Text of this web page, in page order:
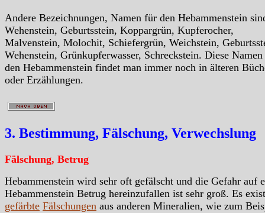
Andere Bezeichnungen, Namen für den Hebammenstein
Wehenstein, Geburtsstein, Koppargrün, Kupferocher,
Malvenstein, Molochit, Schiefergrün, Weichstein,
Wehenstein, Grünkupferwasser, Schreckstein. Diese
den Hebammenstein findet man immer noch in älteren
oder Erzählungen.
3. Bestimmung, Fälschung, Verwechslung
Fälschung, Betrug
Hebammenstein wird sehr oft gefälscht und die Gefahr auf
Hebammenstein Betrug hereinzufallen ist sehr groß. Es
gefärbte Fälschungen aus anderen Mineralien, wie zum